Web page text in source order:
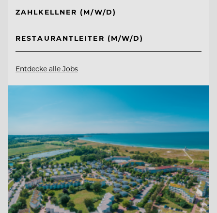
ZAHLKELLNER (M/W/D)
RESTAURANTLEITER (M/W/D)
Entdecke alle Jobs